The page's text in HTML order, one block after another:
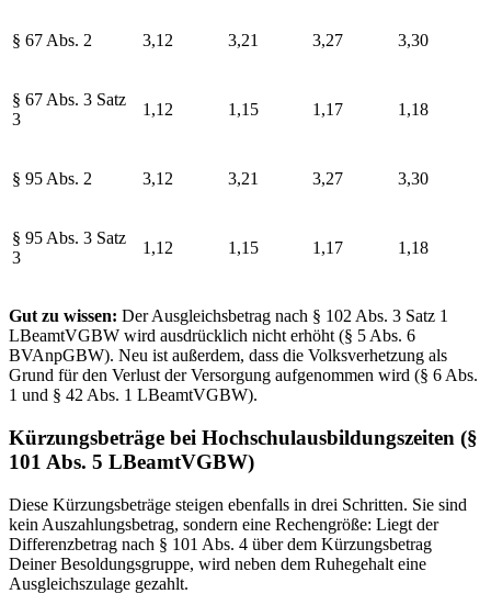
§ 67 Abs. 2 3,12 3,21 3,27 3,30
§ 67 Abs. 3 Satz
3
1,12 1,15 1,17 1,18
§ 95 Abs. 2 3,12 3,21 3,27 3,30
§ 95 Abs. 3 Satz
3
1,12 1,15 1,17 1,18
Gut zu wissen: Der Ausgleichsbetrag nach § 102 Abs. 3 Satz 1
LBeamtVGBW wird ausdrücklich nicht erhöht (§ 5 Abs. 6
BVAnpGBW). Neu ist außerdem, dass die Volksverhetzung als
Grund für den Verlust der Versorgung aufgenommen wird (§ 6 Abs.
1 und § 42 Abs. 1 LBeamtVGBW).
Kürzungsbeträge bei Hochschulausbildungszeiten (§
101 Abs. 5 LBeamtVGBW)
Diese Kürzungsbeträge steigen ebenfalls in drei Schritten. Sie sind
kein Auszahlungsbetrag, sondern eine Rechengröße: Liegt der
Differenzbetrag nach § 101 Abs. 4 über dem Kürzungsbetrag
Deiner Besoldungsgruppe, wird neben dem Ruhegehalt eine
Ausgleichszulage gezahlt.